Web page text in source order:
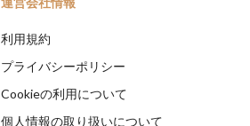
利用規約
プライバシーポリシー
Cookieの利用について
個人情報の取り扱いについて